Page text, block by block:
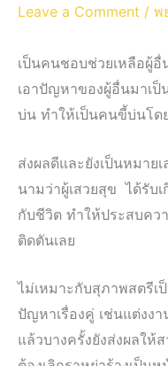
Leave a Comment / พ
เป็นคนชอบช่วยเหลือผู้
เอาปัญหาของผู้อื่นมาเ
บ่น ทำให้เป็นคนขี้บ่นโด
ส่งผลดีและยังเป็นหมา
นามว่าผู้เสวยสุข ได้รับ
กับชีวิต ทำให้ประสบคว
ติดตันเลย
ไม่เหมาะกับสุภาพสตรี
ปัญหาเรื่องคู่ เช่นแต่งง
แล้วบางครั้งยังส่งผลใ